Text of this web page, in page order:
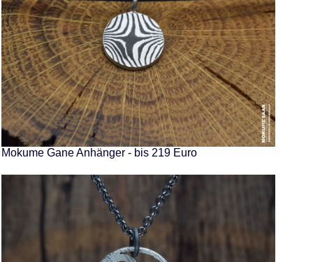
Mokume Gane Anhänger - bis 219 Euro